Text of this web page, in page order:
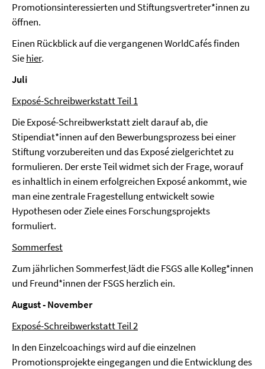
Promotionsinteressierten und Stiftungsvertreter*innen zu
öffnen.
Einen Rückblick auf die vergangenen WorldCafés finden
Siehier.
Juli
Exposé-Schreibwerkstatt Teil 1
Die Exposé-Schreibwerkstatt zielt darauf ab, die
Stipendiat*innen auf den Bewerbungsprozess bei einer
Stiftung vorzubereiten und das Exposé zielgerichtet zu
formulieren. Der erste Teil widmet sich der Frage, worauf
es inhaltlich in einem erfolgreichen Exposé ankommt, wie
man eine zentrale Fragestellung entwickelt sowie
Hypothesen oder Ziele eines Forschungsprojekts
formuliert.
Sommerfest
Zum jährlichen Sommerfestlädt die FSGS alle Kolleg*innen
und Freund*innen der FSGS herzlich ein.
August - November
Exposé-Schreibwerkstatt Teil 2
In den Einzelcoachings wird auf die einzelnen
Promotionsprojekte eingegangen und die Entwicklung des